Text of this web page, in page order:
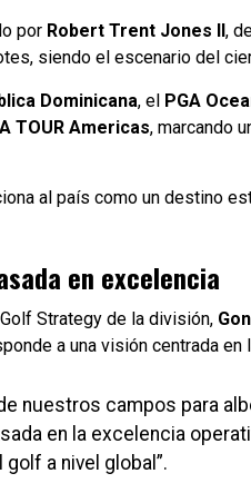
por Robert Trent Jones II,
siendo el escenario del
Dominicana, el PGA
TOUR Americas, marcando
al país como un destino
en excelencia
Strategy de la división,
a una visión centrada en
nuestros campos para
en la excelencia
a nivel global”.